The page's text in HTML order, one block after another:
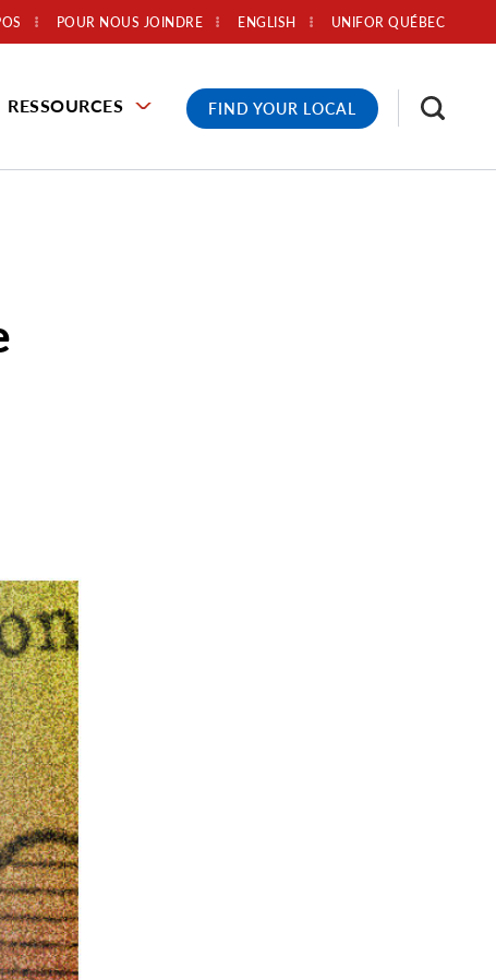
POUR NOUS JOINDRE UNIFOR QUÉBEC
ENGLISH
RESSOURCES FIND YOUR LOCAL